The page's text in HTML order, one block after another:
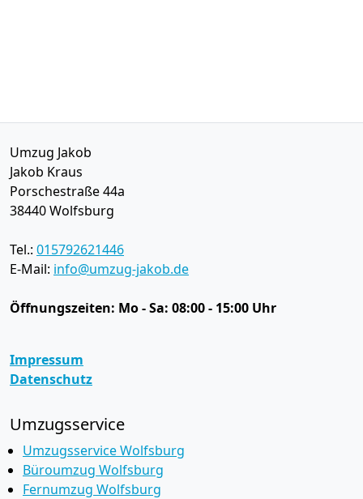
Umzug Jakob
Jakob Kraus
Porschestraße 44a
38440Wolfsburg
Tel.: 015792621446
E-Mail: info@umzug-jakob.de
Öffnungszeiten: Mo - Sa: 08:00 - 15:00 Uhr
Impressum
Datenschutz
Umzugsservice
Umzugsservice Wolfsburg
Büroumzug Wolfsburg
Fernumzug Wolfsburg